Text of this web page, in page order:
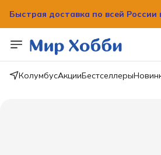
Быстрая доставка по всей
Быстрая доставка по всей
вашим домом!
КолумбусАкцииБестселлеры